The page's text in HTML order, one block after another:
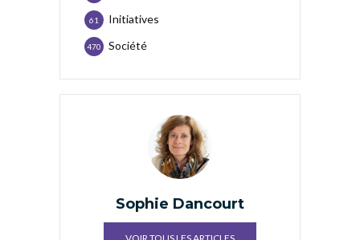
Initiatives
61
Société
470
Sophie Dancourt